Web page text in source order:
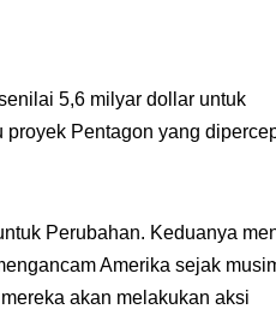
5,6 milyar dollar untuk
Pentagon yang
Perubahan. Keduanya
Amerika sejak
akan melakukan aksi